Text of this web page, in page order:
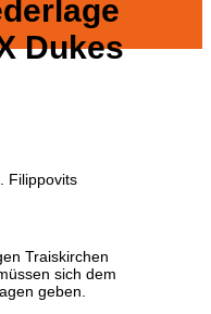
Dukes
Filippovits
Traiskirchen
sich dem
geben.